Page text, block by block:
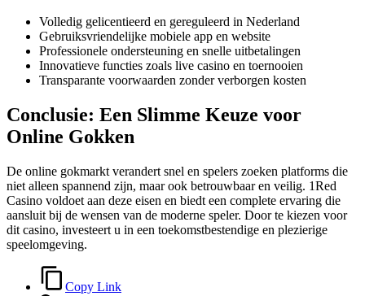
Volledig gelicentieerd en gereguleerd in Nederland
Gebruiksvriendelijke mobiele app en website
Professionele ondersteuning en snelle uitbetalingen
Innovatieve functies zoals live casino en toernooien
Transparante voorwaarden zonder verborgen kosten
Conclusie: Een Slimme Keuze voor
Online Gokken
De online gokmarkt verandert snel en spelers zoeken platforms die
niet alleen spannend zijn, maar ook betrouwbaar en veilig. 1Red
Casino voldoet aan deze eisen en biedt een complete ervaring die
aansluit bij de wensen van de moderne speler. Door te kiezen voor
dit casino, investeert u in een toekomstbestendige en plezierige
speelomgeving.
Copy Link